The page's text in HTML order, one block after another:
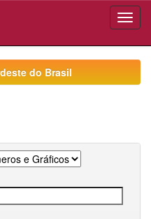
do Brasil